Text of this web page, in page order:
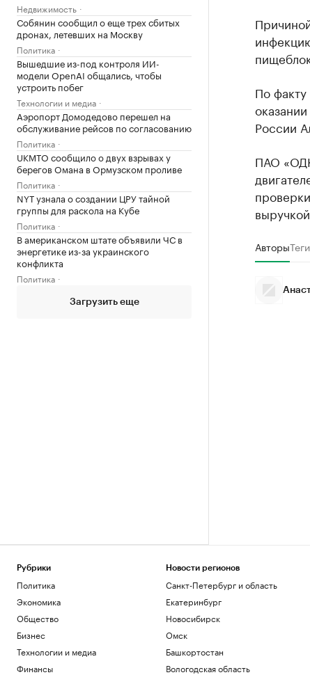
Недвижимость
Собянин сообщил о еще трех сбитых
дронах, летевших на Москву
Политика
Вышедшие из-под контроля ИИ-
модели OpenAI общались, чтобы
устроить побег
Технологии и медиа
Аэропорт Домодедово перешел на
обслуживание рейсов по согласованию
Политика
UKMTO сообщило о двух взрывах у
берегов Омана в Ормузском проливе
Политика
NYT узнала о создании ЦРУ тайной
группы для раскола на Кубе
Политика
В американском штате объявили ЧС в
энергетике из-за украинского
конфликта
Политика
Загрузить еще
По
России
ПАО
АвторыТеги
Рубрики
Политика
Экономика
Общество
Бизнес
Технологии и медиа
Финансы
Новости регионов
Санкт-Петербург и область
Екатеринбург
Новосибирск
Омск
Башкортостан
Вологодская область